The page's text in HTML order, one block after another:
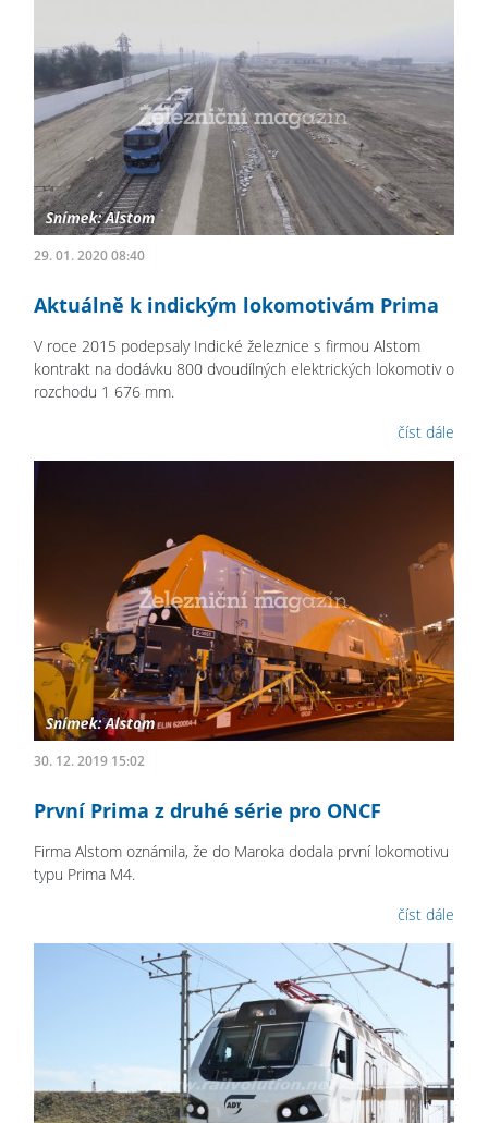
29. 01. 2020 08:40
Aktuálně k indickým lokomotivám Prima
V roce 2015 podepsaly Indické železnice s firmou Alstom
kontrakt na dodávku 800 dvoudílných elektrických lokomotiv o
rozchodu 1 676 mm.
číst dále
30. 12. 2019 15:02
První Prima z druhé série pro ONCF
Firma Alstom oznámila, že do Maroka dodala první lokomotivu
typu Prima M4.
číst dále